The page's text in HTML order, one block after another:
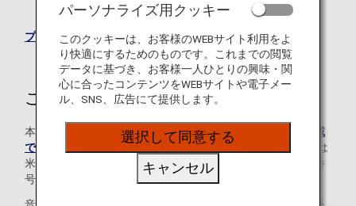
桁）とは異なりますので、ご注意ください。
プレミアムメンバーサービスについて
ご利用方法
本ページに記載がない地域からご連絡いただく場合、
各地域
でのお問い合わせ・ANA支店のご案内
より、日本または
米国のご予約・お客様サービスセンターに接続される電話番
号をご確認のうえ、お問い合わせください。
パーソナライズ用クッキー
このクッキーは、お客様のWEBサイト利用をよ
り快適にするためのものです。これまでの閲覧
データに基づき、お客様一人ひとりの興味・関
心に合ったコンテンツをWEBサイトや電子メー
ル、SNS、広告にて提供します。
選択して同意する
キャンセル